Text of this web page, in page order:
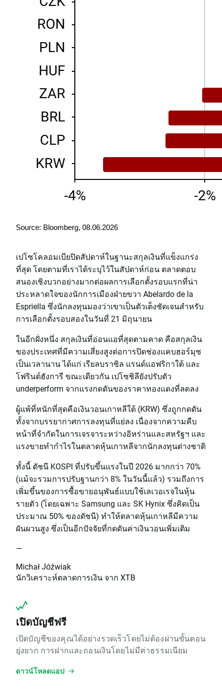
Source: Bloomberg, 08.06.2026
เปโซโคลอมเบียปิดสัปดาห์ในฐานะสกุลเงินที่แข็งแกร่ง
ที่สุด โดยตามที่เราได้ระบุไว้ในสัปดาห์ก่อน ตลาดตอบ
สนองเชิงบวกอย่างมากต่อผลการเลือกตั้งรอบแรกที่น่า
ประหลาดใจของนักการเมืองฝ่ายขวา Abelardo de la
Espriella ซึ่งนักลงทุนมองว่าเขาเป็นตัวเต็งชัดเจนสำหรับ
การเลือกตั้งรอบสองในวันที่ 21 มิถุนายน
ในอีกฝั่งหนึ่ง สกุลเงินที่อ่อนแอที่สุดตามคาด คือสกุลเงิน
ของประเทศที่มีความเสี่ยงสูงต่อการปิดช่องแคบฮอร์มุซ
เป็นเวลานาน ได้แก่ เรียลบราซิล แรนด์แอฟริกาใต้ และ
โฟรินต์ฮังการี ขณะเดียวกัน เปโซชิลียังปรับตัว
underperform จากแรงกดดันของราคาทองแดงที่ลดลง
ผู้แพ้ที่หนักที่สุดคือเงินวอนเกาหลีใต้ (KRW) ซึ่งถูกกดดัน
ทั้งจากบรรยากาศการลงทุนที่แย่ลง เนื่องจากความคืบ
หน้าที่จำกัดในการเจรจาระหว่างอิหร่านและสหรัฐฯ และ
แรงขายทำกำไรในตลาดหุ้นเกาหลีจากนักลงทุนต่างชาติ
ทั้งนี้ ดัชนี KOSPI ที่ปรับขึ้นแรงในปี 2026 มากกว่า 70%
(แม้จะรวมการปรับฐานกว่า 8% ในวันนี้แล้ว) รวมถึงการ
เพิ่มขึ้นของการซื้อขายอนุพันธ์แบบใช้เลเวอเรจในหุ้น
รายตัว (โดยเฉพาะ Samsung และ SK Hynix ซึ่งคิดเป็น
ประมาณ 50% ของดัชนี) ทำให้ตลาดหุ้นเกาหลีมีความ
ผันผวนสูง ซึ่งเป็นอีกปัจจัยที่กดดันค่าเงินวอนเพิ่มเติม
—
Michał Jóźwiak
นักวิเคราะห์ตลาดการเงิน จาก XTB
เปิดบัญชีฟรี
เปิดบัญชีของคุณได้อย่างรวดเร็วโดยไม่ต้องผ่านขั้นตอน
ยุ่งยาก การฝากและถอนเงินโดยไม่มีค่าธรรมเนียม
ดาวน์โหลดแอป